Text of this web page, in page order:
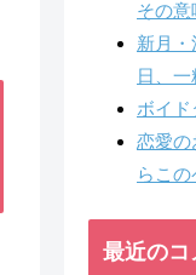
その
新月
日、一
ボイド
恋愛の
らこの
最近のコ